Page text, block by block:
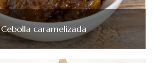
Cebolla caramelizada